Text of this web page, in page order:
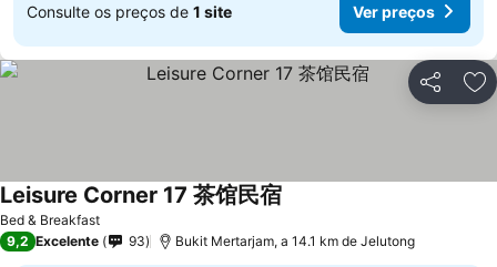
Consulte os preços de 1 site Ver preços
Partilhar
Bed & Breakfast
Leisure Corner 17 茶馆民宿
9,2 Excelente 93 Bukit Mertarjam, a 14.1 km de Jelutong